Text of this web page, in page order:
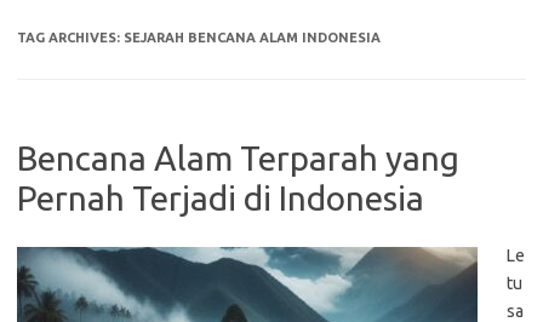
TAG ARCHIVES: SEJARAH BENCANA ALAM INDONESIA
Bencana Alam Terparah yang
Pernah Terjadi di Indonesia
Le
tu
sa